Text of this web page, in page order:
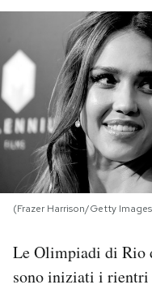
PODCAST
NEWSLETTER
I MIEI PREFERITI
SHOP
CALENDARIO
(Frazer Harrison/Getty
Le Olimpiadi di Rio
sono iniziati i